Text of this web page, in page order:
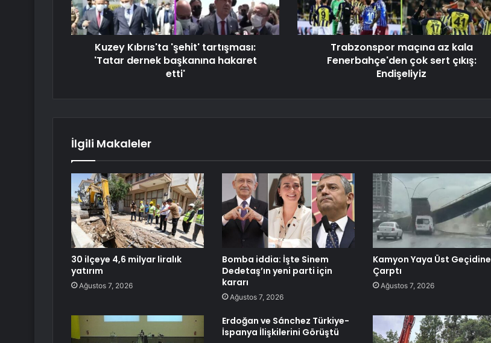
Kuzey Kıbrıs'ta 'şehit' tartışması:
'Tatar dernek başkanına hakaret
etti'
Trabzonspor maçına az kala
Fenerbahçe'den çok sert çıkış:
Endişeliyiz
İlgili Makaleler
30 ilçeye 4,6 milyar liralık
yatırım
Ağustos 7, 2026
Bomba iddia: İşte Sinem
Dedetaş’ın yeni parti için
kararı
Ağustos 7, 2026
Kamyon Yaya Üst Geçidine
Çarptı
Ağustos 7, 2026
Erdoğan ve Sánchez Türkiye-
İspanya İlişkilerini Görüştü